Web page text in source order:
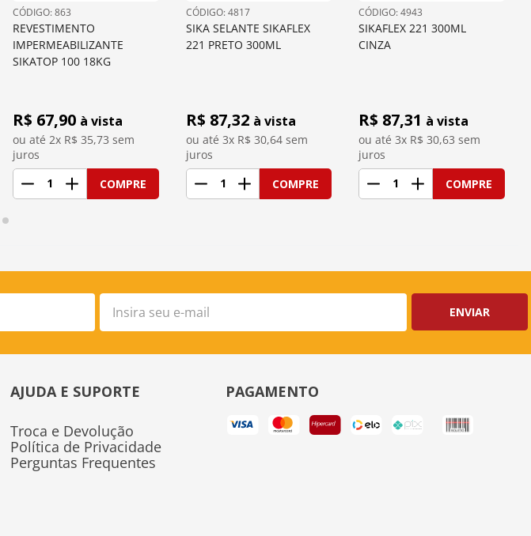
: 863
REVESTIMENTO
IMPERMEABILIZANTE
SIKATOP 100 18KG
R$ 67,90 à vista
ou até 2x R$ 35,73 sem
juros
1
COMPRE
: 4817
SIKA SELANTE SIKAFLEX
221 PRETO 300ML
R$ 87,32 à vista
ou até 3x R$ 30,64 sem
juros
1
COMPRE
: 4943
SIKAFLEX 221 300ML
CINZA
R$ 87,31 à vista
ou até 3x R$ 30,63 sem
juros
1
COMPRE
ENVIAR
AJUDA E SUPORTE
Troca e Devolução
Política de Privacidade
Perguntas Frequentes
PAGAMENTO